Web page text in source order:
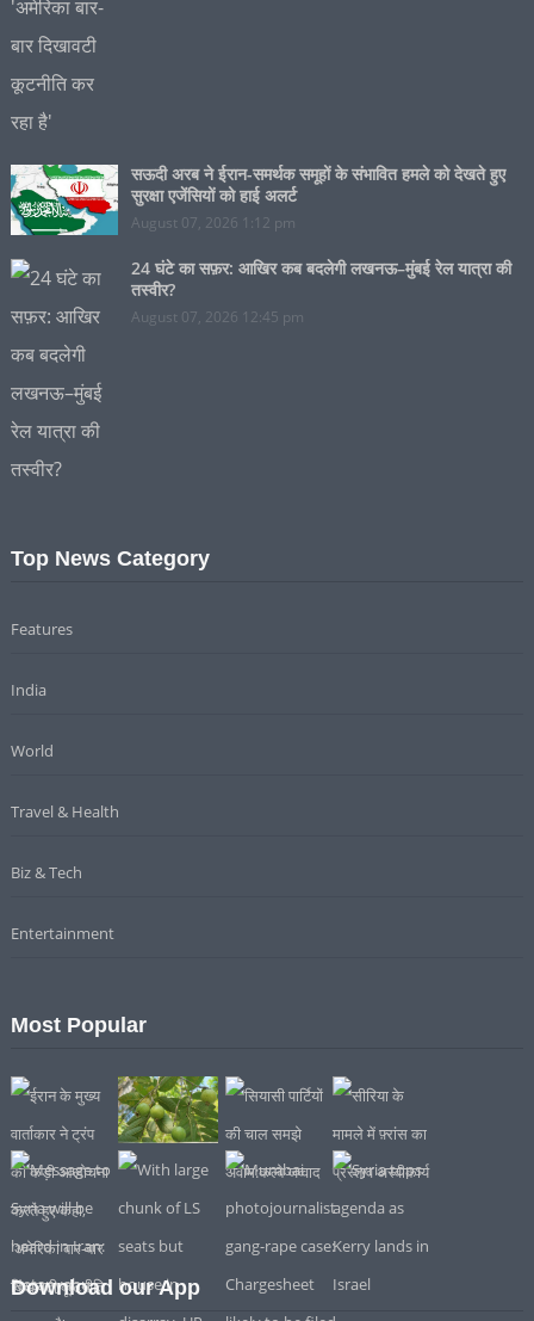
सऊदी अरब ने ईरान-समर्थक समूहों के संभावित हमले को देखते हुए
सुरक्षा एजेंसियों को हाई अलर्ट
August 07, 2026 1:12 pm
24 घंटे का सफ़र: आखिर कब बदलेगी लखनऊ–मुंबई रेल यात्रा की
तस्वीर?
August 07, 2026 12:45 pm
Top News Category
Features
India
World
Travel & Health
Biz & Tech
Entertainment
Most Popular
Download our App